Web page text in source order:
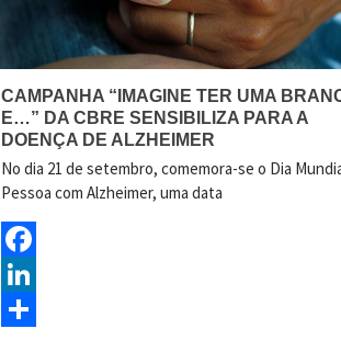
CAMPANHA “IMAGINE TER UMA
E…” DA CBRE SENSIBILIZA PARA A
DOENÇA DE ALZHEIMER
No dia 21 de setembro, comemora-se o Dia
Pessoa com Alzheimer, uma data
Facebook
LinkedIn